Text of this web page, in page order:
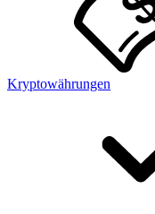
Kryptowährungen